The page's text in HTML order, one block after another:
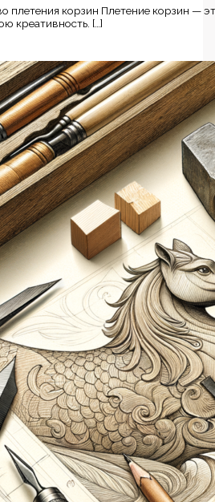
плетения корзин Плетение корзин —
креативность. […]